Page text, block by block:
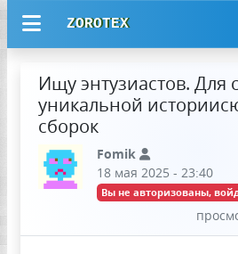
ZOROTEX
Ищу энтузиастов. Для
уникальной
сборок
Fomik
18 мая 2025 - 23:40
Вы не авторизованы,